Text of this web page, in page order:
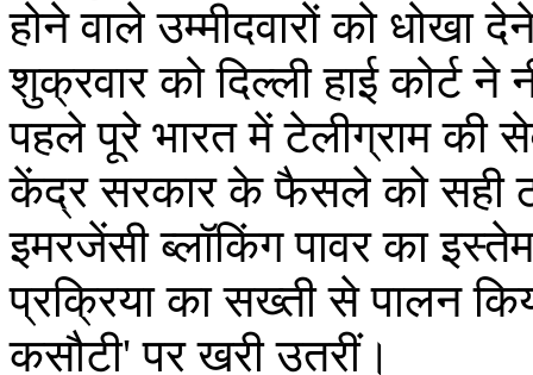
होने वाले उम्मीदवारों को
शुक्रवार को दिल्ली हाई कोर्ट ने
पहले पूरे भारत में टेलीग्राम
केंद्र सरकार के फैसले को सही
इमरजेंसी ब्लॉकिंग पावर का
प्रक्रिया का सख्ती से पालन
कसौटी' पर खरी उतरीं।